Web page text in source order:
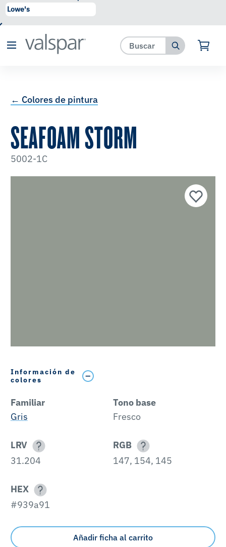
se ha agregado a favoritos.
← Colores de pintura
SEAFOAM STORM
5002-1C
Información de
colores
Familiar
Gris
Tono base
Fresco
LRV
31.204
RGB
147, 154, 145
HEX
#939a91
Añadir ficha al carrito